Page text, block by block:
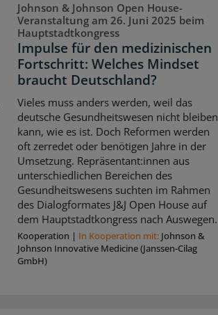
Johnson & Johnson Open House-
Veranstaltung am 26. Juni 2025 beim
Hauptstadtkongress
Impulse für den medizinischen
Fortschritt: Welches Mindset
braucht Deutschland?
Vieles muss anders werden, weil das
deutsche Gesundheitswesen nicht bleiben
kann, wie es ist. Doch Reformen werden
oft zerredet oder benötigen Jahre in der
Umsetzung. Repräsentant:innen aus
unterschiedlichen Bereichen des
Gesundheitswesens suchten im Rahmen
des Dialogformates J&J Open House auf
dem Hauptstadtkongress nach Auswegen.
Kooperation | In Kooperation mit: Johnson &
Johnson Innovative Medicine (Janssen-Cilag
GmbH)